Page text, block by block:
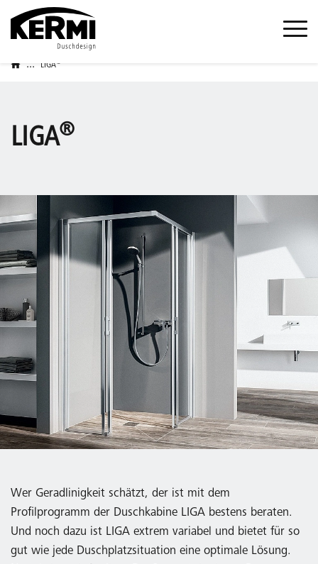
... LIGA®
LIGA®
Wer Geradlinigkeit schätzt, der ist mit dem
Profilprogramm der Duschkabine LIGA bestens beraten.
Und noch dazu ist LIGA extrem variabel und bietet für so
gut wie jede Duschplatzsituation eine optimale Lösung.